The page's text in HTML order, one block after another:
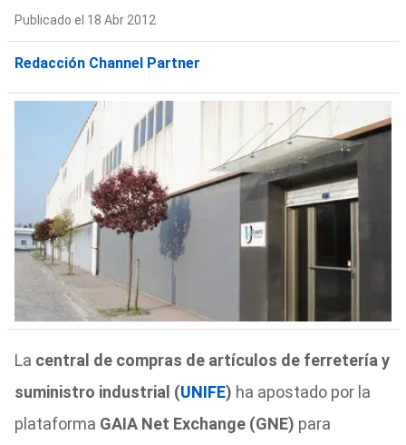
Publicado el 18 Abr 2012
Redacción Channel Partner
La central de compras de artículos de ferretería y
suministro industrial (UNIFE) ha apostado por la
plataforma GAIA Net Exchange (GNE) para